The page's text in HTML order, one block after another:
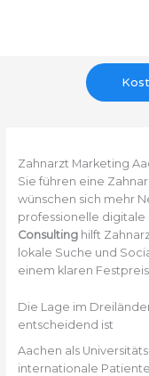
Zahnarzt Marketing
Sie führen eine
wünschen sich mehr
professionelle digitale
Consultinghilft
lokale Suche und
einem klaren
Die Lage im
entscheidend ist
Aachen als
internationale